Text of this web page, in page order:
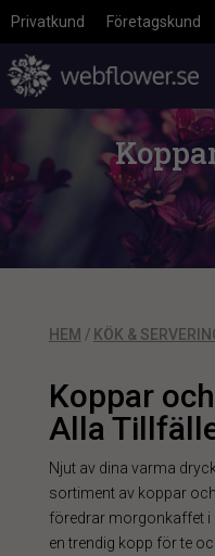
Privatkund Företagskund
HEM / KÖK &
Koppar
Alla
Njut av dina varma
sortiment av koppar
föredrar morgonkaffet i
en trendig kopp för te